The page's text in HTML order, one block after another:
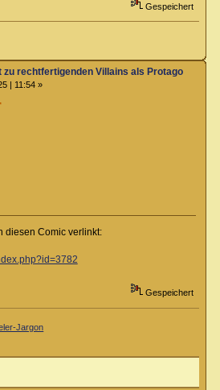
Gespeichert
rechtfertigenden Villains als Protagonisten?
| 11:54 »
diesen Comic verlinkt:
Gespeichert
Jargon